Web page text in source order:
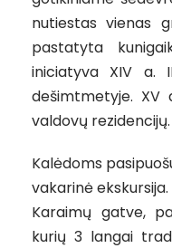
nutiestas vienas
pastatyta
iniciatyva XIV a.
dešimtmetyje. XV
valdovų rezidencijų.
Kalėdoms
vakarinė
Karaimų gatve,
kurių 3 langai